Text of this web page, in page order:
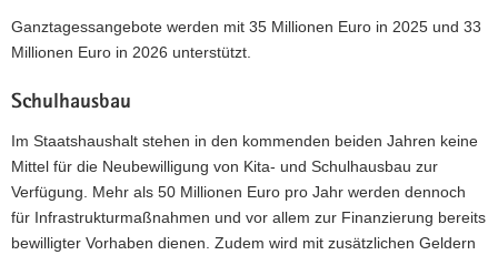
Ganztagessangebote werden mit 35 Millionen Euro in 2025 und 33
Millionen Euro in 2026 unterstützt.
Schulhausbau
Im Staatshaushalt stehen in den kommenden beiden Jahren keine
Mittel für die Neubewilligung von Kita- und Schulhausbau zur
Verfügung. Mehr als 50 Millionen Euro pro Jahr werden dennoch
für Infrastrukturmaßnahmen und vor allem zur Finanzierung bereits
bewilligter Vorhaben dienen. Zudem wird mit zusätzlichen Geldern